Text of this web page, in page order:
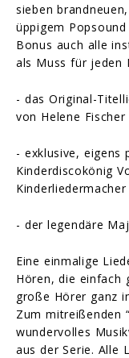
sieben
üppigem
Bonus auch alle
als Muss für jeden
- das Original-
von Helene
- exklusive, eigens
Kinderdiscokönig
- der legendäre
Eine einmalige
Hören, die einfach
große Hörer ganz
Zum mitreißenden
wundervolles
aus der Serie. Alle